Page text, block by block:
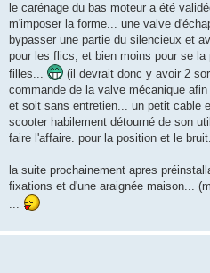
le carénage du bas moteur a été
m'imposer la forme... une valve
bypasser une partie du silencieux et
pour les flics, et bien moins pour se
filles...
(il devrait donc y avoir 2
commande de la valve mécanique
et soit sans entretien... un petit cable
scooter habilement détourné de son
faire l'affaire. pour la position et le
la suite prochainement apres
fixations et d'une araignée maison...
...